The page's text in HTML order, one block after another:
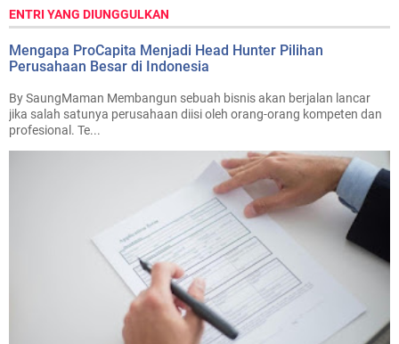
ENTRI YANG DIUNGGULKAN
Mengapa ProCapita Menjadi Head Hunter Pilihan
Perusahaan Besar di Indonesia
By SaungMaman Membangun sebuah bisnis akan berjalan lancar
jika salah satunya perusahaan diisi oleh orang-orang kompeten dan
profesional. Te...